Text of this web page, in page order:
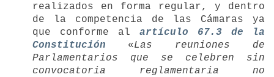
realizados en forma regular, y dentro
de la competencia de las Cámaras ya
que conforme al artículo 67.3 de la
Constitución «Las reuniones de
Parlamentarios que se celebren sin
convocatoria reglamentaria no